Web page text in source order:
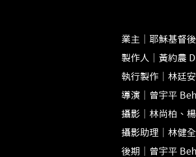
業主｜耶穌基督
製作人｜黃約農
執行製作｜林廷安
導演｜曾宇平
攝影｜林尚柏、
攝影助理｜林健
後期｜曾宇平